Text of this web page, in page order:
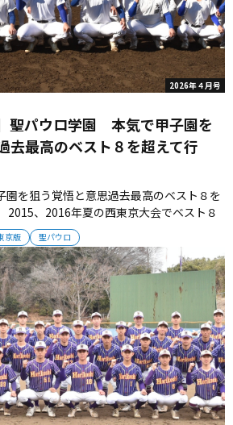
2026年４月号
京版 聖パウロ
聖パウロ学園 本気で甲子園を
去最高のベスト８を超えて行
園を狙う覚悟と意思過去最高のベスト８を
、2016年夏の西東京大会でベスト８
園。あれから10年、チームは再び神宮球
して戦っていく。 ■昨秋は２回戦で岩倉
たちが、グラウンドで持てる力を発揮し